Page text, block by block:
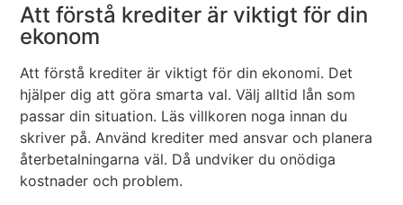
Att förstå krediter är viktigt för din
ekonom
Att förstå krediter är viktigt för din ekonomi. Det
hjälper dig att göra smarta val. Välj alltid lån som
passar din situation. Läs villkoren noga innan du
skriver på. Använd krediter med ansvar och planera
återbetalningarna väl. Då undviker du onödiga
kostnader och problem.